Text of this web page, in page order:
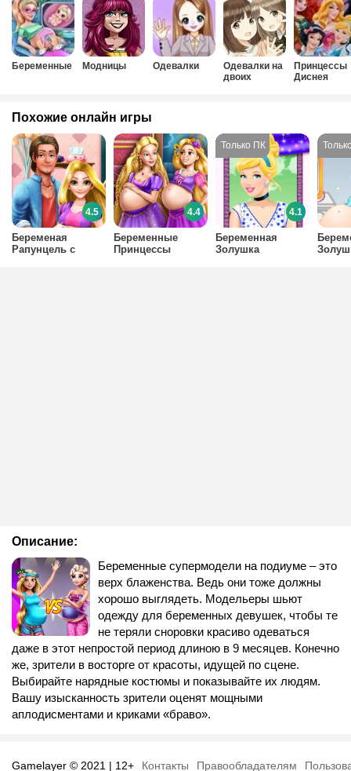
Беременные Модницы Одевалки
Одевалки на
двоих
Принцессы
Диснея
Описание:
Беременные супермодели на подиуме – это
верх блаженства. Ведь они тоже должны
хорошо выглядеть. Модельеры шьют
одежду для беременных девушек, чтобы те
не теряли сноровки красиво одеваться
даже в этот непростой период длиною в 9 месяцев. Конечно
же, зрители в восторге от красоты, идущей по сцене.
Выбирайте нарядные костюмы и показывайте их людям.
Вашу изысканность зрители оценят мощными
аплодисментами и криками «браво».
Похожие онлайн игры
Беременая
Рапунцель с
4.5
Беременные
Принцессы
4.4
Беременная
Золушка
4.1
Gamelayer © 2021 | 12+ Контакты Правообладателям